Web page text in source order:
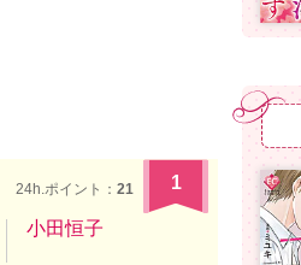
24h.ポイント： 21 1
小田恒子